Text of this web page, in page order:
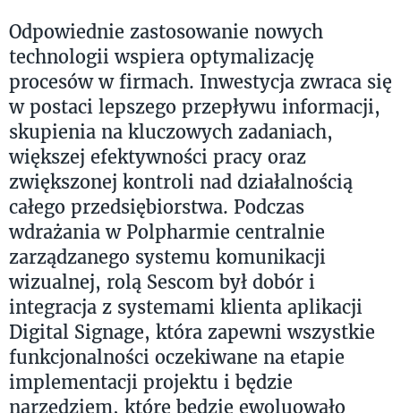
Odpowiednie zastosowanie nowych
technologii wspiera optymalizację
procesów w firmach. Inwestycja zwraca się
w postaci lepszego przepływu informacji,
skupienia na kluczowych zadaniach,
większej efektywności pracy oraz
zwiększonej kontroli nad działalnością
całego przedsiębiorstwa. Podczas
wdrażania w Polpharmie centralnie
zarządzanego systemu komunikacji
wizualnej, rolą Sescom był dobór i
integracja z systemami klienta aplikacji
Digital Signage, która zapewni wszystkie
funkcjonalności oczekiwane na etapie
implementacji projektu i będzie
narzędziem, które będzie ewoluowało